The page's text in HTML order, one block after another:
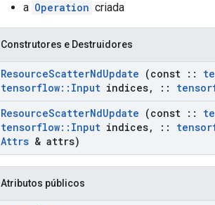
a Operation criada
Construtores e Destruidores
ResourceScatterNdUpdate (const ::
tensorflow:: Input indices, ::
ResourceScatterNdUpdate (const ::
tensorflow:: Input indices, ::
Attrs & attrs)
Atributos públicos